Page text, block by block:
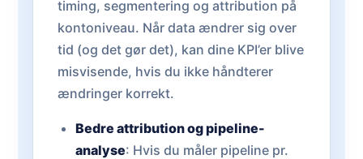
timing, segmentering og attribution på
kontoniveau. Når data ændrer sig over
tid (og det gør det), kan dine KPI’er blive
misvisende, hvis du ikke håndterer
ændringer korrekt.
Bedre attribution og pipeline-
analyse: Hvis du måler pipeline pr.